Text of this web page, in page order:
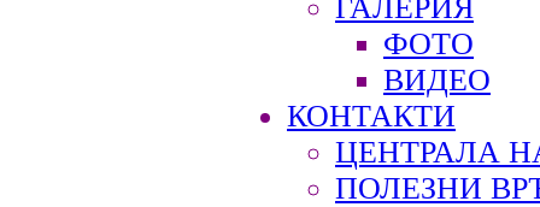
ГАЛЕРИЯ
ФОТО
ВИДЕО
КОНТАКТИ
ЦЕНТРАЛА
ПОЛЕЗНИ